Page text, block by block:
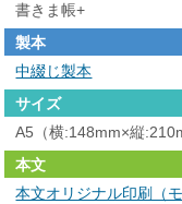
書きま帳+
製本
中綴じ製本
サイズ
A5（横:148mm×縦
本文
本文オリジナル印刷（